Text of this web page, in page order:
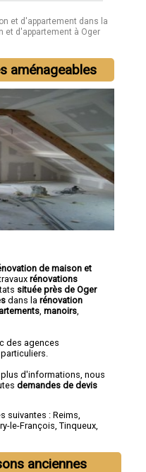
et d'appartement dans la
et d'appartement à Oger
aménageables
de maison et
rénovations
située près de Oger
dans la rénovation
manoirs
des agences
d'informations, nous
demandes de devis
suivantes : Reims,
le-François, Tinqueux,
anciennes